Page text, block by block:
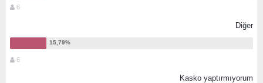
6
Diğer
6
Kasko yaptırmıyorum